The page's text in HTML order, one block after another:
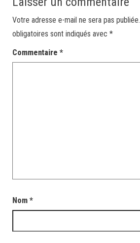
Votre adresse e-mail ne sera pas publiée.
obligatoires sont indiqués avec *
Commentaire *
Nom *